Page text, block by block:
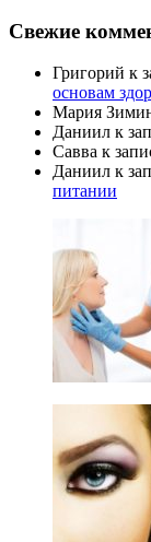
Свежие
Григорий к
основам
Мария
Даниил к
Савва к
Даниил к
питании